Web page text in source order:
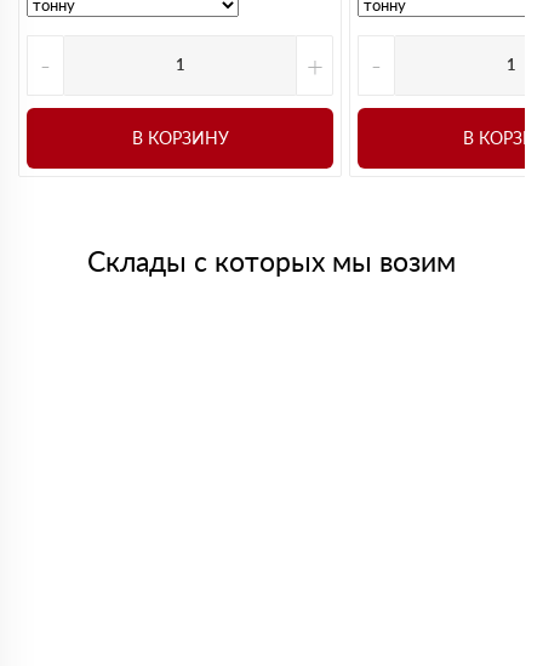
- +
В КОРЗИНУ
-
В
Склады с которых мы возим